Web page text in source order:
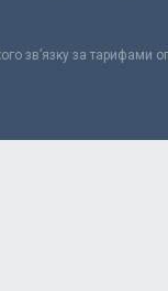
зв’язку за тарифами